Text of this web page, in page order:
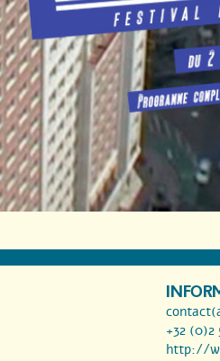
+32 (0)2
http://